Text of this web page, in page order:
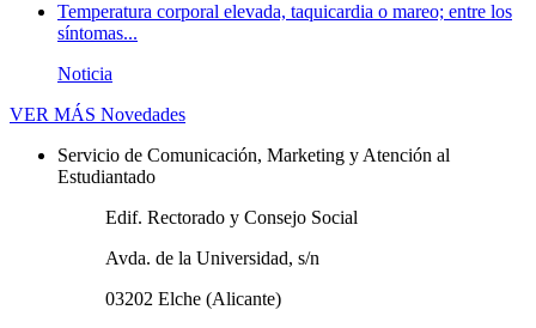
Temperatura corporal elevada, taquicardia o mareo; entre los
síntomas...
Noticia
VER MÁS Novedades
Servicio de Comunicación, Marketing y Atención al
Estudiantado
Edif. Rectorado y Consejo Social
Avda. de la Universidad, s/n
03202 Elche (Alicante)